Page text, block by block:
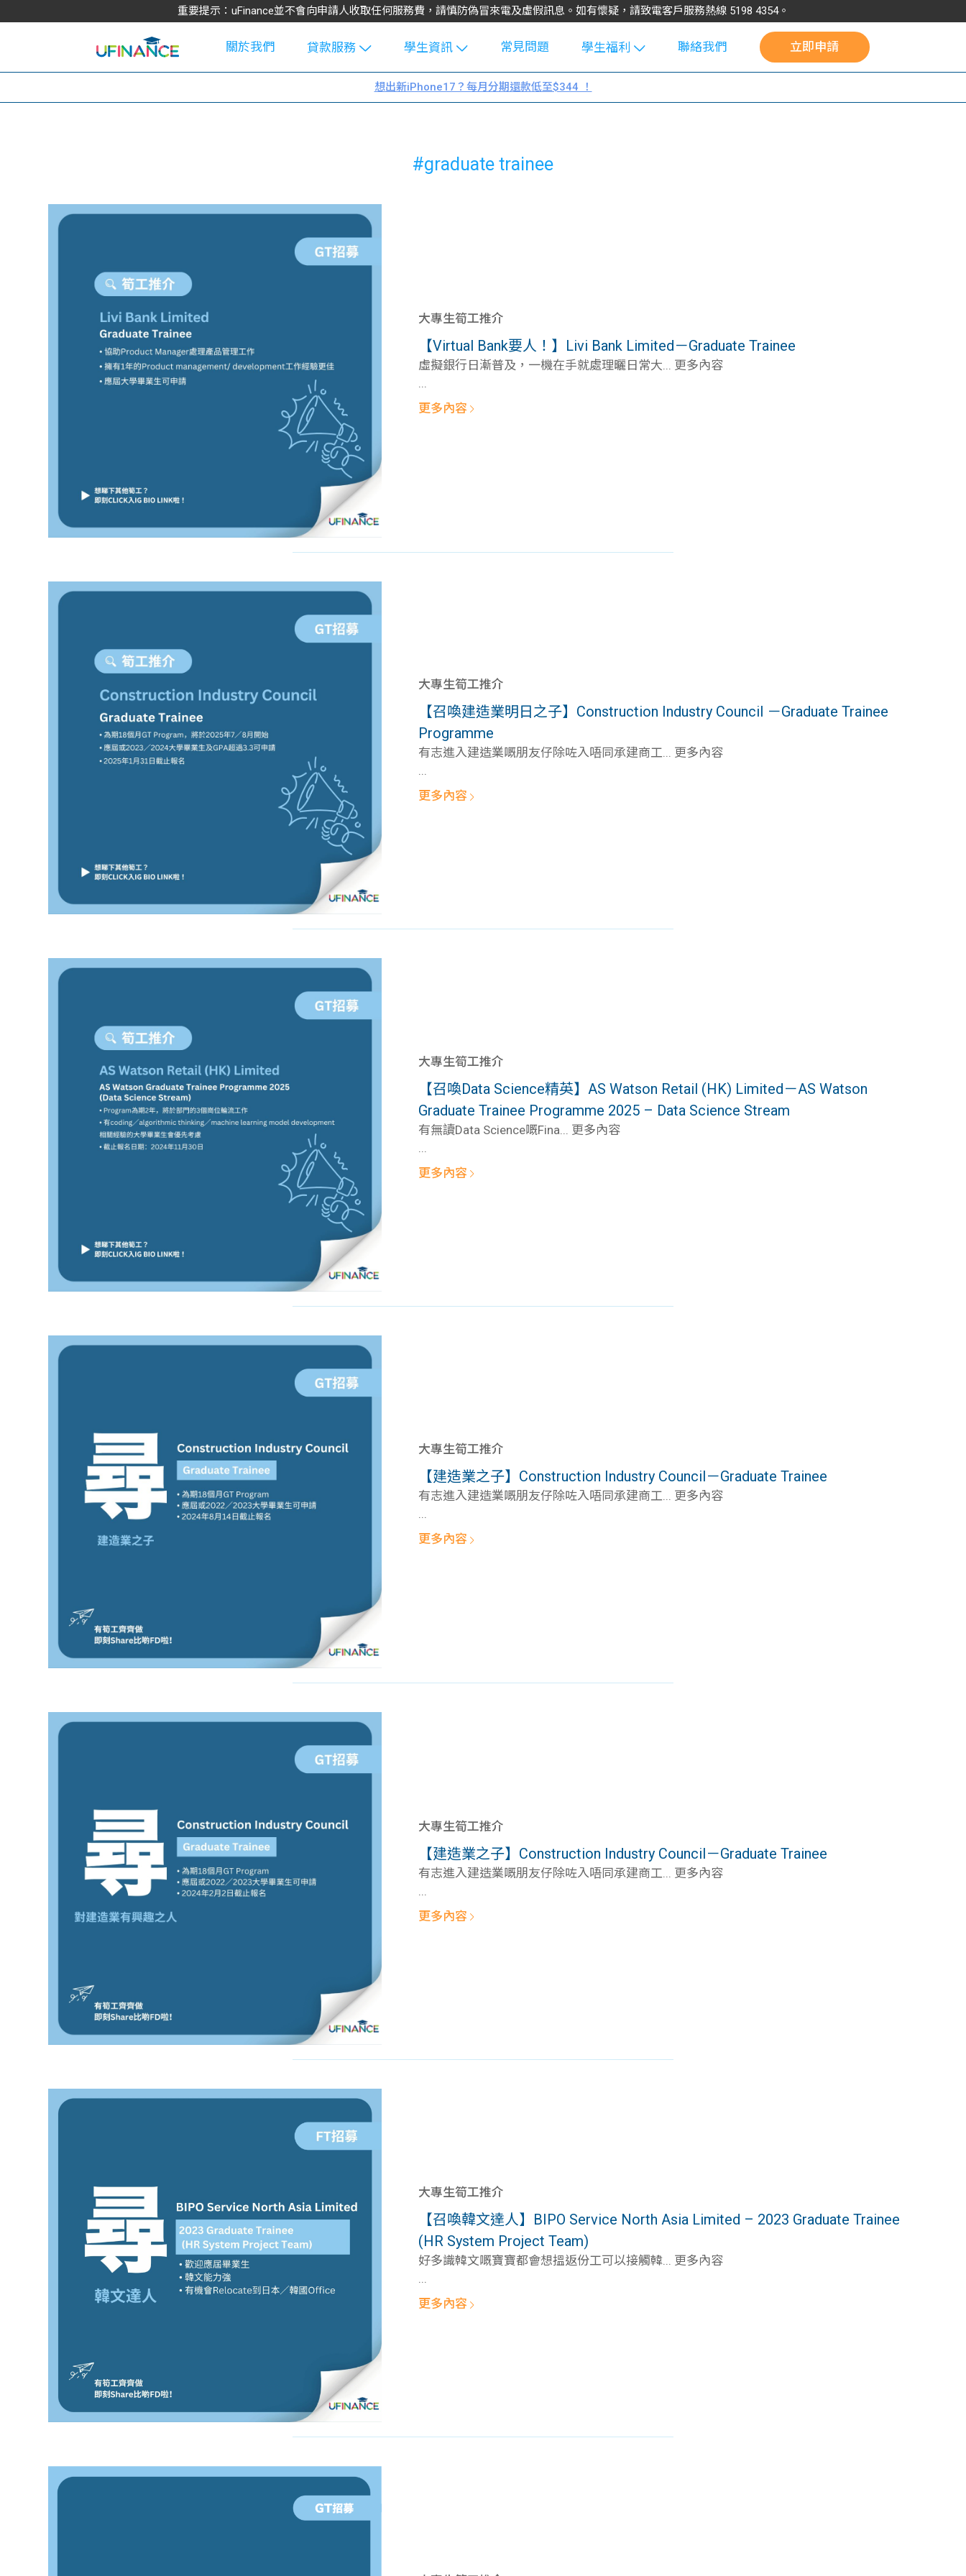
重要提示：uFinance並不會向申請人收取任何服務費，請慎防偽冒來電及虛假訊息。如有懷疑，請致電客戶服務熱線 5198 4354。
關於我們
貸款服務
學生貸款
貸款
貸款計數
機
學生資訊
Blog
大專生筍
Guide
學生貸款
101
常見問題
學生福利
uFinance 校
園贊助
聯絡我們 立即申請
想出新iPhone17？每月分期還款低至$344 ！
#graduate trainee
大專生筍工推介
【Virtual Bank要人！】Livi Bank Limited－Graduate Trainee
虛擬銀行日漸普及，一機在手就處理曬日常大... 更多內容
更多內容
大專生筍工推介
【召喚建造業明日之子】Construction Industry Council －Graduate Trainee
Programme
有志進入建造業嘅朋友仔除咗入唔同承建商工... 更多內容
...
更多內容
大專生筍工推介
【召喚Data Science精英】AS Watson Retail (HK) Limited－AS Watson
Graduate Trainee Programme 2025 – Data Science Stream
有無讀Data Science嘅Fina... 更多內容
更多內容
大專生筍工推介
【建造業之子】Construction Industry Council－Graduate Trainee
有志進入建造業嘅朋友仔除咗入唔同承建商工... 更多內容
...
更多內容
大專生筍工推介
【建造業之子】Construction Industry Council－Graduate Trainee
有志進入建造業嘅朋友仔除咗入唔同承建商工... 更多內容
更多內容
大專生筍工推介
【召喚韓文達人】BIPO Service North Asia Limited – 2023 Graduate Trainee
(HR System Project Team)
好多識韓文嘅寶寶都會想搵返份工可以接觸韓... 更多內容
...
更多內容